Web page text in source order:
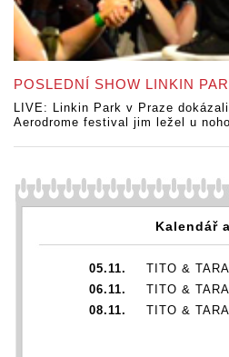
POSLEDNÍ SHOW LINKIN
LIVE: Linkin Park v Praze
Aerodrome festival jim ležel u
Kalendář
05.11.
TITO &
06.11.
TITO &
08.11.
TITO &